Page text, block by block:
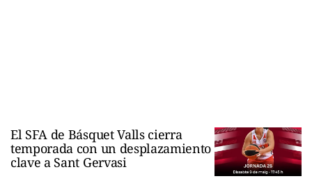
El SFA de Básquet Valls cierra
temporada con un desplazamiento
clave a Sant Gervasi